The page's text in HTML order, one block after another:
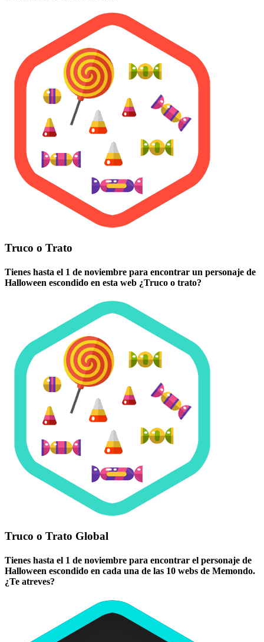
Truco o Trato
Tienes hasta el 1 de noviembre para encontrar un personaje de
Halloween escondido en esta web ¿Truco o trato?
Truco o Trato Global
Tienes hasta el 1 de noviembre para encontrar el personaje de
Halloween escondido en cada una de las 10 webs de Memondo.
¿Te atreves?